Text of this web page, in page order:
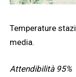
Temperature
media.
Attendibilità 95%